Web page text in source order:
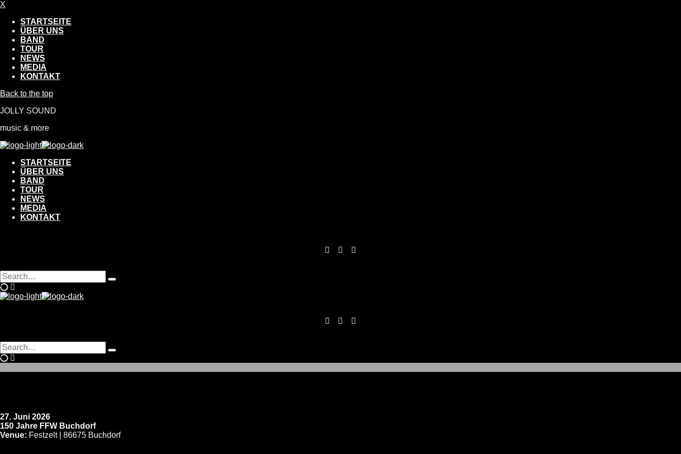
X
STARTSEITE
ÜBER UNS
BAND
TOUR
NEWS
MEDIA
KONTAKT
Back to the top
JOLLY SOUND
music & more
STARTSEITE
ÜBER UNS
BAND
TOUR
NEWS
MEDIA
KONTAKT
Search
for:
Type
Search
for:
Type
and
hit
27. Juni 2026
150 Jahre FFW Buchdorf
Venue: Festzelt | 86675 Buchdorf